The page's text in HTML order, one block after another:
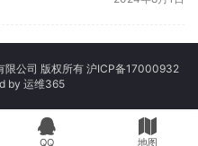
公司 版权所有 沪ICP备17000932
by 运维365
QQ 地图